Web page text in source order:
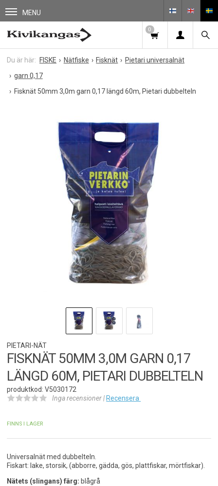
MENU
0
FISKE Nätfiske Fisknät
Pietari universalnät
garn 0,17
Fisknät 50mm 3,0m garn 0,17 längd 60m, Pietari dubbelteln
PIETARI-NÄT
FISKNÄT 50MM 3,0M GARN 0,17
LÄNGD 60M, PIETARI DUBBELTELN
produktkod: V5030172
Inga recensioner | Recensera
FINNS I LAGER
Universalnät med dubbelteln.
Fiskart: lake, storsik, (abborre, gädda, gös, plattfiskar, mörtfiskar).
Nätets (slingans) färg: blågrå